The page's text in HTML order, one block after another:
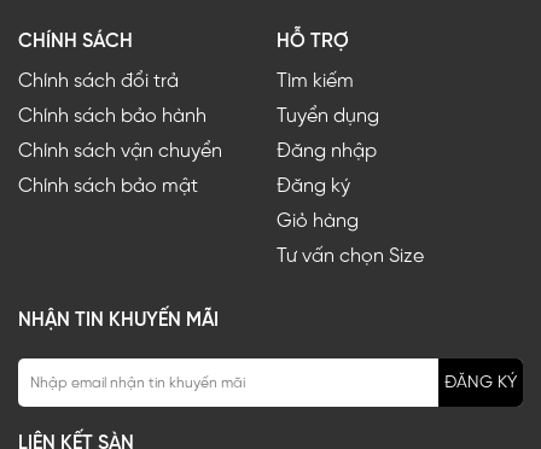
CHÍNH SÁCH
Chính sách đổi trả
Chính sách bảo hành
Chính sách vận chuyển
Chính sách bảo mật
HỖ TRỢ
Tìm kiếm
Tuyển dụng
Đăng nhập
Đăng ký
Giỏ hàng
Tư vấn chọn Size
NHẬN TIN KHUYẾN MÃI
ĐĂNG KÝ
LIÊN KẾT SÀN